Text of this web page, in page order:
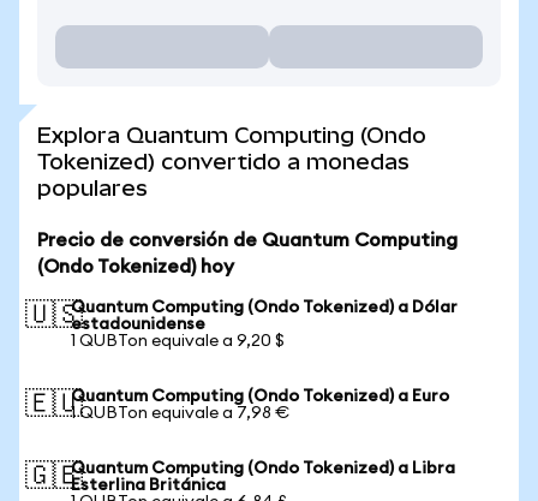
Explora Quantum Computing (Ondo
Tokenized) convertido a monedas
populares
Precio de conversión de Quantum Computing
(Ondo Tokenized) hoy
🇺🇸Quantum Computing (Ondo Tokenized) a Dólar
estadounidense
1 QUBTon equivale a 9,20 $
🇪🇺Quantum Computing (Ondo Tokenized) a Euro
1 QUBTon equivale a 7,98 €
🇬🇧Quantum Computing (Ondo Tokenized) a Libra
Esterlina Británica